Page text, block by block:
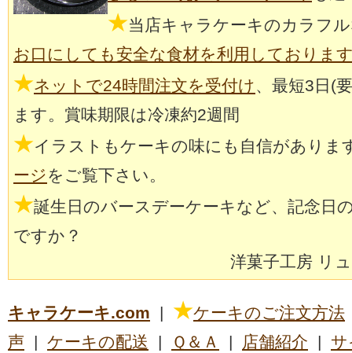
★当店キャラケーキのカラフ
お口にしても安全な食材を利用しておりま
★ネットで24時間注文を受付け、最短3日(
ます。賞味期限は冷凍約2週間
★イラストもケーキの味にも自信がありま
ージをご覧下さい。
★誕生日のバースデーケーキなど、記念日
ですか？
洋菓子工房 リ
キャラケーキ.com | ★ケーキのご注文方法
声 | ケーキの配送 | Ｑ＆Ａ | 店舗紹介 | サ